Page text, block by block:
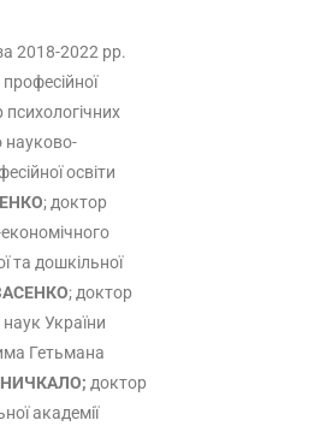
2018-2022 рр.
науково-
освіти
; доктор
та дошкільної
; доктор
України
Гетьмана
НИЧКАЛО; доктор
академії